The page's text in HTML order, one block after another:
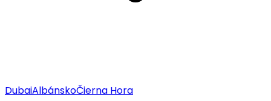
DubaiAlbánskoČierna Hora